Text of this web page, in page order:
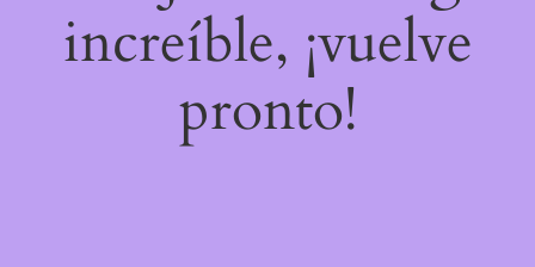
increíble, ¡vuelve
pronto!